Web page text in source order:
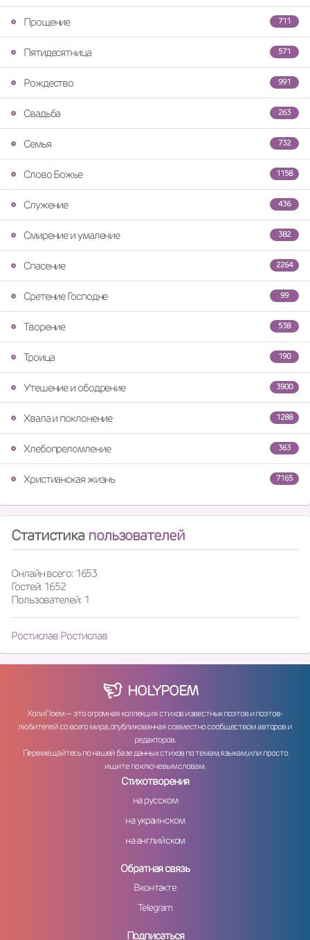
711
Прощение
571
Пятидесятница
991
Рождество
263
Свадьба
732
Семья
1158
Слово Божье
436
Служение
382
Смирение и умаление
2264
Спасение
99
Сретение Господне
538
Творение
190
Троица
3900
Утешение и ободрение
1288
Хвала и поклонение
363
Хлебопреломление
7165
Христианская жизнь
Статистика пользователей
Онлайн всего: 1653
Гостей: 1652
Пользователей: 1
Ростислав Ростислав
HOLYPOEM
ХолиПоем — это огромная коллекция стихов известных поэтов и поэтов-
любителей со всего мира, опубликованная совместно сообществом авторов и
редакторов.
Перемещайтесь по нашей базе данных стихов по темам, языкам, или просто
ищите по ключевым словам.
Стихотворения
на русском
на украинском
на английском
Обратная связь
Вконтакте
Telegram
Подписаться